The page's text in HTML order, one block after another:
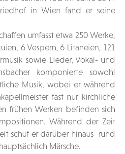
in Wien fand er seine
umfasst etwa 250 Werke,
6 Vespern, 6 Litaneien, 121
sowie Lieder, Vokal- und
komponierte sowohl
Musik, wobei er während
fast nur kirchliche
frühen Werken befinden sich
Während der Zeit
schuf er darüber hinaus rund
Märsche.